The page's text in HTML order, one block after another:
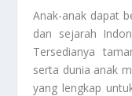
Anak-anak dapat
dan sejarah
Tersedianya
serta dunia anak
yang lengkap